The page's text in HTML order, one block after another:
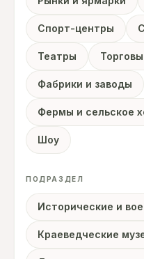
Спорт-центры
Театры
Фабрики и заводы
Фермы и сельское
Шоу
ПОДРАЗДЕЛ
Исторические и
Краеведческие